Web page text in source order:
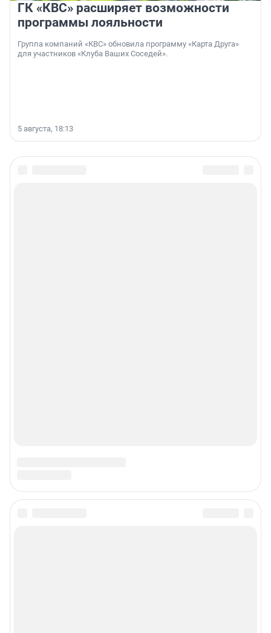
ГК «КВС» расширяет возможности
программы лояльности
Группа компаний «КВС» обновила программу «Карта Друга»
для участников «Клуба Ваших Соседей».
5 августа, 18:13